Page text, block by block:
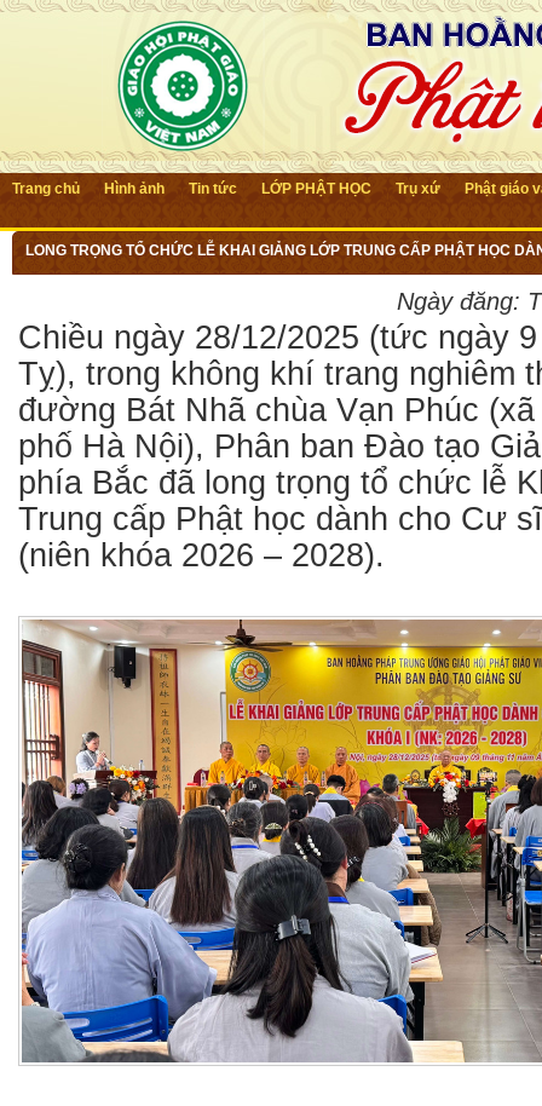
Trang chủ Hình ảnh Tin tức LỚP PHẬT HỌC Trụ xứ Phật giáo
LONG TRỌNG TỔ CHỨC LỄ KHAI GIẢNG LỚP TRUNG CẤP PHẬT HỌC
Ngày đăng:
Chiều ngày 28/12/2025 (tức ngày
Tỵ), trong không khí trang nghiêm
đường Bát Nhã chùa Vạn Phúc
phố Hà Nội), Phân ban Đào tạo
phía Bắc đã long trọng tổ chức lễ
Trung cấp Phật học dành cho Cư
(niên khóa 2026 – 2028).